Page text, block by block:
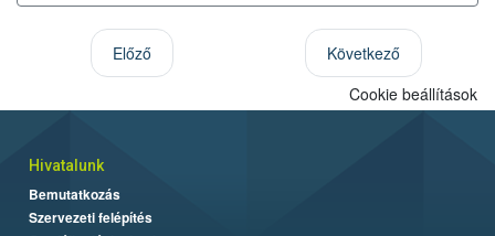
Előző
Következő
Cookie beállítások
Hivatalunk
Bemutatkozás
Szervezeti felépítés